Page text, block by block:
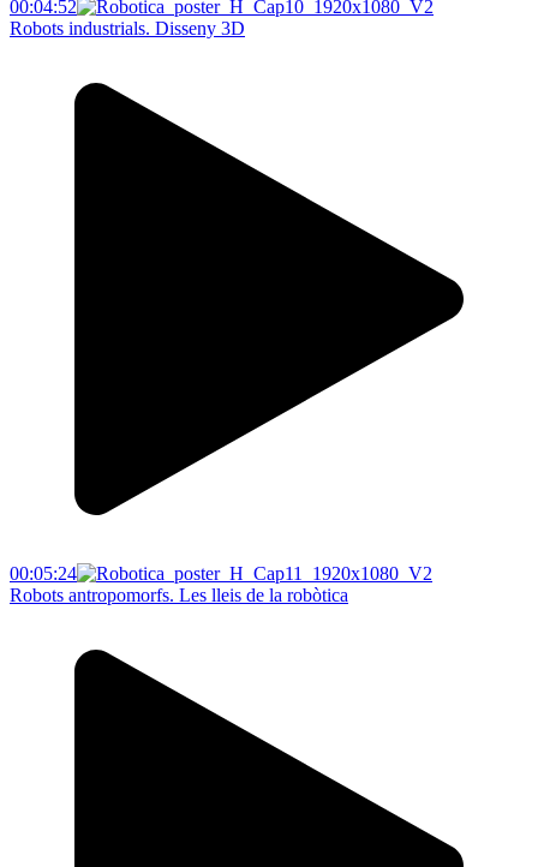
00:04:52
Robots industrials. Disseny 3D
00:05:24
Robots antropomorfs. Les lleis de la robòtica